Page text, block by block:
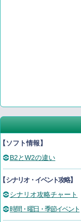
ソフト情報】
B2とW2の違い
シナリオ・イベント攻略】
シナリオ攻略チャート
時間・曜日・季節イベント